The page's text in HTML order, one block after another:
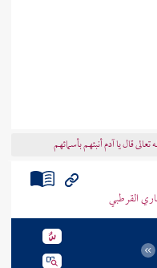
تعالى قال يا آدم أنبئهم بأسمائهم
القرطبي